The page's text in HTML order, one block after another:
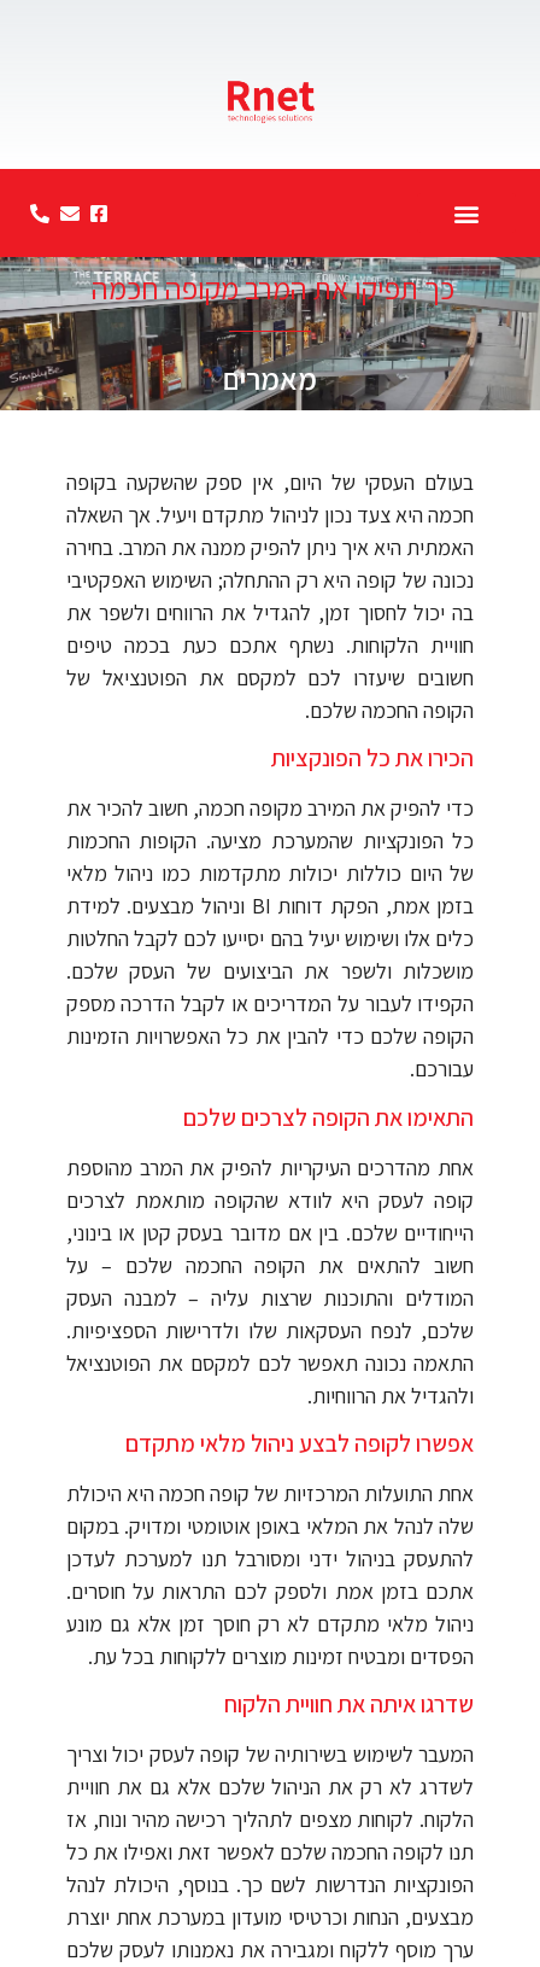
כך תפיקו את המרב מקופה חכמה
מאמרים
בעולם העסקי של היום, אין ספק שהשקעה בקופה
חכמה היא צעד נכון לניהול מתקדם ויעיל. אך השאלה
האמתית היא איך ניתן להפיק ממנה את המרב. בחירה
נכונה של קופה היא רק ההתחלה; השימוש האפקטיבי
בה יכול לחסוך זמן, להגדיל את הרווחים ולשפר את
חוויית הלקוחות. נשתף אתכם כעת בכמה טיפים
חשובים שיעזרו לכם למקסם את הפוטנציאל של
הקופה החכמה שלכם.
הכירו את כל הפונקציות
כדי להפיק את המירב מקופה חכמה, חשוב להכיר את
כל הפונקציות שהמערכת מציעה. הקופות החכמות
של היום כוללות יכולות מתקדמות כמו ניהול מלאי
בזמן אמת, הפקת דוחות BI וניהול מבצעים. למידת
כלים אלו ושימוש יעיל בהם יסייעו לכם לקבל החלטות
מושכלות ולשפר את הביצועים של העסק שלכם.
הקפידו לעבור על המדריכים או לקבל הדרכה מספק
הקופה שלכם כדי להבין את כל האפשרויות הזמינות
עבורכם.
התאימו את הקופה לצרכים שלכם
אחת מהדרכים העיקריות להפיק את המרב מהוספת
קופה לעסק היא לוודא שהקופה מותאמת לצרכים
הייחודיים שלכם. בין אם מדובר בעסק קטן או בינוני,
חשוב להתאים את הקופה החכמה שלכם – על
המודלים והתוכנות שרצות עליה – למבנה העסק
שלכם, לנפח העסקאות שלו ולדרישות הספציפיות.
התאמה נכונה תאפשר לכם למקסם את הפוטנציאל
ולהגדיל את הרווחיות.
אפשרו לקופה לבצע ניהול מלאי מתקדם
אחת התועלות המרכזיות של קופה חכמה היא היכולת
שלה לנהל את המלאי באופן אוטומטי ומדויק. במקום
להתעסק בניהול ידני ומסורבל תנו למערכת לעדכן
אתכם בזמן אמת ולספק לכם התראות על חוסרים.
ניהול מלאי מתקדם לא רק חוסך זמן אלא גם מונע
הפסדים ומבטיח זמינות מוצרים ללקוחות בכל עת.
שדרגו איתה את חוויית הלקוח
המעבר לשימוש בשירותיה של קופה לעסק יכול וצריך
לשדרג לא רק את הניהול שלכם אלא גם את חוויית
הלקוח. לקוחות מצפים לתהליך רכישה מהיר ונוח, אז
תנו לקופה החכמה שלכם לאפשר זאת ואפילו את כל
הפונקציות הנדרשות לשם כך. בנוסף, היכולת לנהל
מבצעים, הנחות וכרטיסי מועדון במערכת אחת יוצרת
ערך מוסף ללקוח ומגבירה את נאמנותו לעסק שלכם